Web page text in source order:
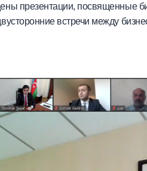
презентации, посвященные
встречи между